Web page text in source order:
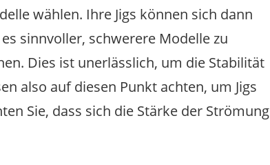
wählen. Ihre Jigs können sich dann
sinnvoller, schwerere Modelle zu
Dies ist unerlässlich, um die Stabilität
also auf diesen Punkt achten, um Jigs
Sie, dass sich die Stärke der Strömung